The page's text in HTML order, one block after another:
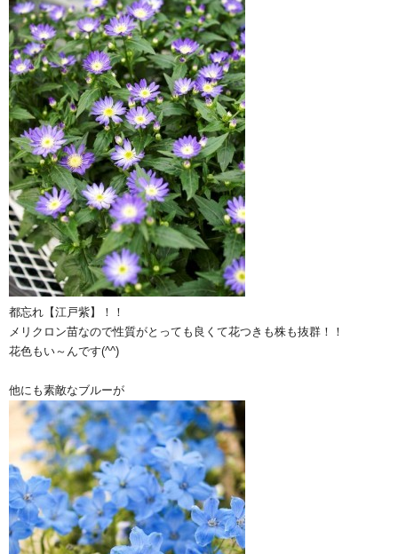
都忘れ【江戸紫】！！
メリクロン苗なので性質がとっても良くて花つきも株も抜群！！
花色もい～んです(^^)
他にも素敵なブルーが